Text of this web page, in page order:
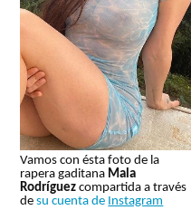
Vamos con ésta foto de la
rapera gaditana Mala
Rodríguez compartida a través
desu cuenta de Instagram